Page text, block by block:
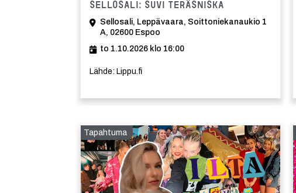
Sellosali: Suvi Teräsniska
Sellosali, Leppävaara, Soittoniekanaukio 1
A, 02600 Espoo
to 1.10.2026 klo 16:00
Lähde: Lippu.fi
Tapahtuma